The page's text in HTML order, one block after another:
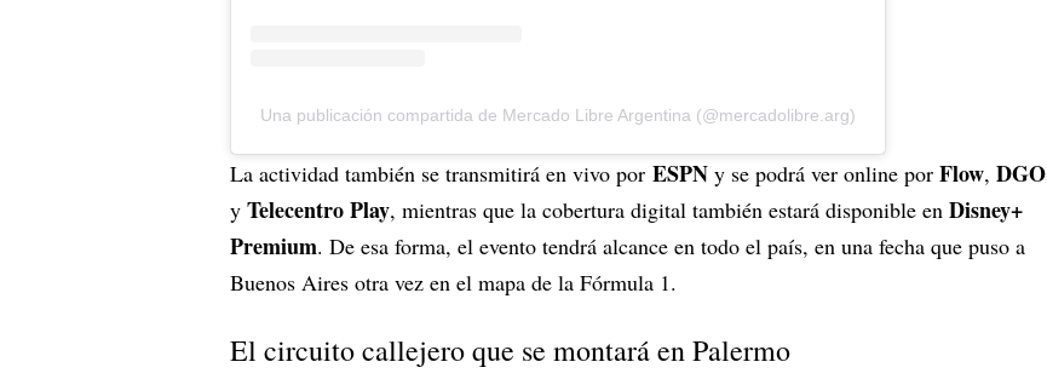
Una publicación compartida de Mercado Libre Argentina (@mercadolibre.arg)
La actividad también se transmitirá en vivo por ESPN y se podrá ver online por Flow, DGO
y Telecentro Play, mientras que la cobertura digital también estará disponible en Disney+
Premium. De esa forma, el evento tendrá alcance en todo el país, en una fecha que puso a
Buenos Aires otra vez en el mapa de la Fórmula 1.
El circuito callejero que se montará en Palermo